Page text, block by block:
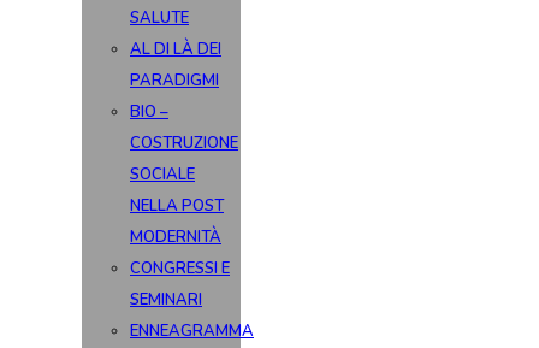
SALUTE
AL DI LÀ DEI
PARADIGMI
BIO –
COSTRUZIONE
SOCIALE
NELLA POST
MODERNITÀ
CONGRESSI E
SEMINARI
ENNEAGRAMMA